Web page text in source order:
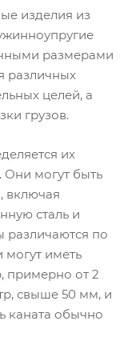
изделия из
размерами
различных
целей, а
грузов.
их
Они могут быть
включая
сталь и
различаются по
иметь
примерно от 2
свыше 50 мм, и
каната обычно